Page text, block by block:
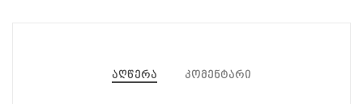
აღწერა კომენტარი